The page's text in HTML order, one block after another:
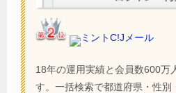
ミントC!Jメール
18年の運用実績と会員数600万
す。一括検索で都道府県・性別